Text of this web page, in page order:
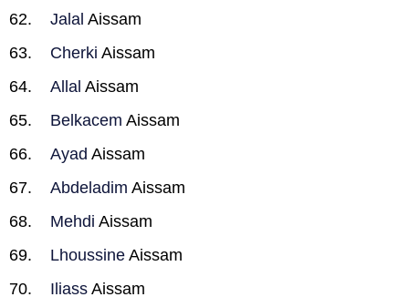
Jalal Aissam
Cherki Aissam
Allal Aissam
Belkacem Aissam
Ayad Aissam
Abdeladim Aissam
Mehdi Aissam
Lhoussine Aissam
Iliass Aissam